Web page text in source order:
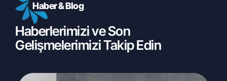
Haber & Blog
Haberlerimizi ve Son
Gelişmelerimizi Takip Edin